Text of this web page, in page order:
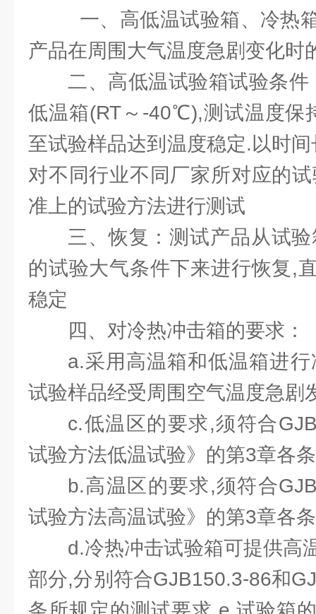
一、高低温试验箱、冷热
产品在周围大气温度急剧变化时
二、高低温试验箱试验条
低温箱(RT～-40℃),测试温度保
至试验样品达到温度稳定.以时
对不同行业不同厂家所对应的
准上的试验方法进行测试
三、恢复：测试产品从试
的试验大气条件下来进行恢复,
稳定
四、对冷热冲击箱的要求：
a.采用高温箱和低温箱进
试验样品经受周围空气温度急剧
c.低温区的要求,须符合
试验方法低温试验》的第3章各
b.高温区的要求,须符合
试验方法高温试验》的第3章各
d.冷热冲击试验箱可提供高
部分,分别符合GJB150.3-86和